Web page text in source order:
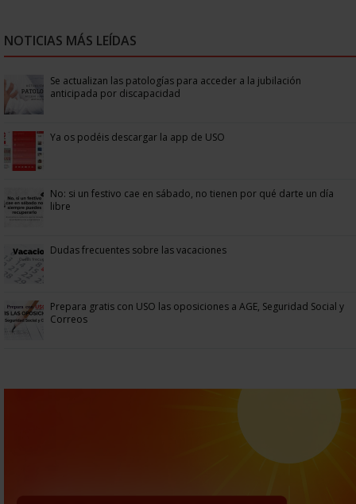
NOTICIAS MÁS LEÍDAS
Se actualizan las patologías para acceder a la jubilación
anticipada por discapacidad
Ya os podéis descargar la app de USO
No: si un festivo cae en sábado, no tienen por qué darte un día
libre
Dudas frecuentes sobre las vacaciones
Prepara gratis con USO las oposiciones a AGE, Seguridad Social y
Correos